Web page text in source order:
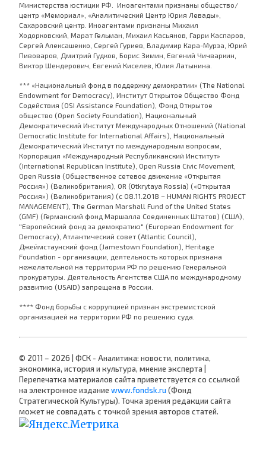
Министерства юстиции РФ. Иноагентами признаны общество/
центр «Мемориал», «Аналитический Центр Юрия Левады»,
Сахаровский центр. Иноагентами признаны Михаил
Ходорковский, Марат Гельман, Михаил Касьянов, Гарри Каспаров,
Сергей Алексашенко, Сергей Гуриев, Владимир Кара-Мурза, Юрий
Пивоваров, Дмитрий Гудков, Борис Зимин, Евгений Чичваркин,
Виктор Шендерович, Евгений Киселев, Юлия Латынина.
*** «Национальный фонд в поддержку демократии» (The National
Endowment for Democracy), Институт Открытое Общество Фонд
Содействия (OSI Assistance Foundation), Фонд Открытое
общество (Open Society Foundation), Национальный
Демократический Институт Международных Отношений (National
Democratic Institute for International Affairs), Национальный
Демократический Институт по международным вопросам,
Корпорация «Международный Республиканский Институт»
(International Republican Institute), Open Russia Civic Movement,
Open Russia (Общественное сетевое движение «Открытая
Россия») (Великобритания), OR (Otkrytaya Rossia) («Открытая
Россия») (Великобритания) (с 08.11.2018 – HUMAN RIGHTS PROJECT
MANAGEMENT), The German Marshall Fund of the United States
(GMF) (Германский фонд Маршалла Соединенных Штатов) (США),
"Европейский фонд за демократию" (European Endowment for
Democracy), Атлантический совет (Atlantic Council),
Джеймстаунский фонд (Jamestown Foundation), Heritage
Foundation - организации, деятельность которых признана
нежелательной на территории РФ по решению Генеральной
прокуратуры. Деятельность Агентства США по международному
развитию (USAID) запрещена в России.
**** Фонд борьбы с коррупцией признан экстремистской
организацией на территории РФ по решению суда.
© 2011 – 2026 | ФСК - Аналитика: новости, политика,
экономика, история и культура, мнение эксперта |
Перепечатка материалов сайта приветствуется со ссылкой
на электронное издание www.fondsk.ru (Фонд
Стратегической Культуры). Точка зрения редакции сайта
может не совпадать с точкой зрения авторов статей.